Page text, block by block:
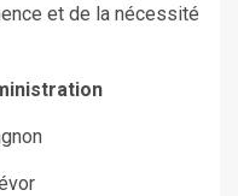
et de la nécessité